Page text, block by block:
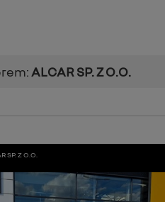
ALCAR SP. Z O.O.
SP. Z O.O.